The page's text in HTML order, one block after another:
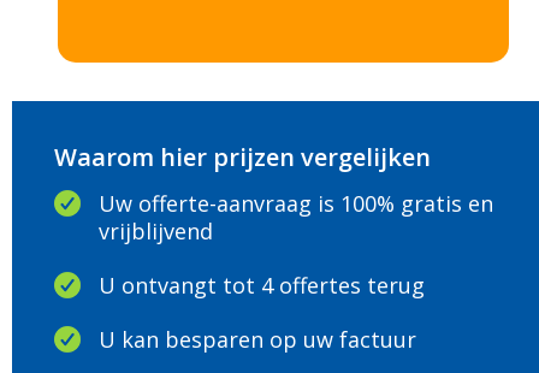
Waarom hier prijzen vergelijken
Uw offerte-aanvraag is 100% gratis en
vrijblijvend
U ontvangt tot 4 offertes terug
U kan besparen op uw factuur